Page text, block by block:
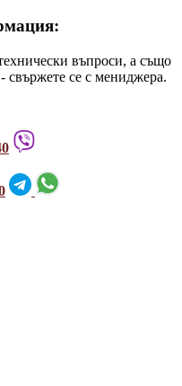
въпроси, а също
свържете се с мениджера.